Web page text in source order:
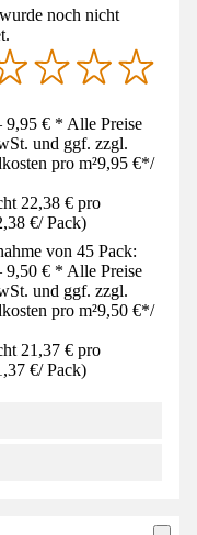
noch nicht
€ * Alle Preise
und ggf. zzgl.
pro m²9,95 €*/
22,38 € pro
€/ Pack)
von 45 Pack:
€ * Alle Preise
und ggf. zzgl.
pro m²9,50 €*/
21,37 € pro
€/ Pack)